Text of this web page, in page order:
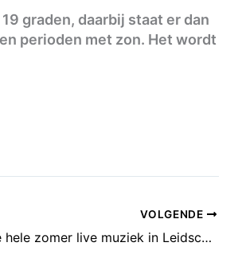
graden, daarbij staat er dan
perioden met zon. Het wordt
VOLGENDE
De hele zomer live muziek in Leidsche Rijn Centrum